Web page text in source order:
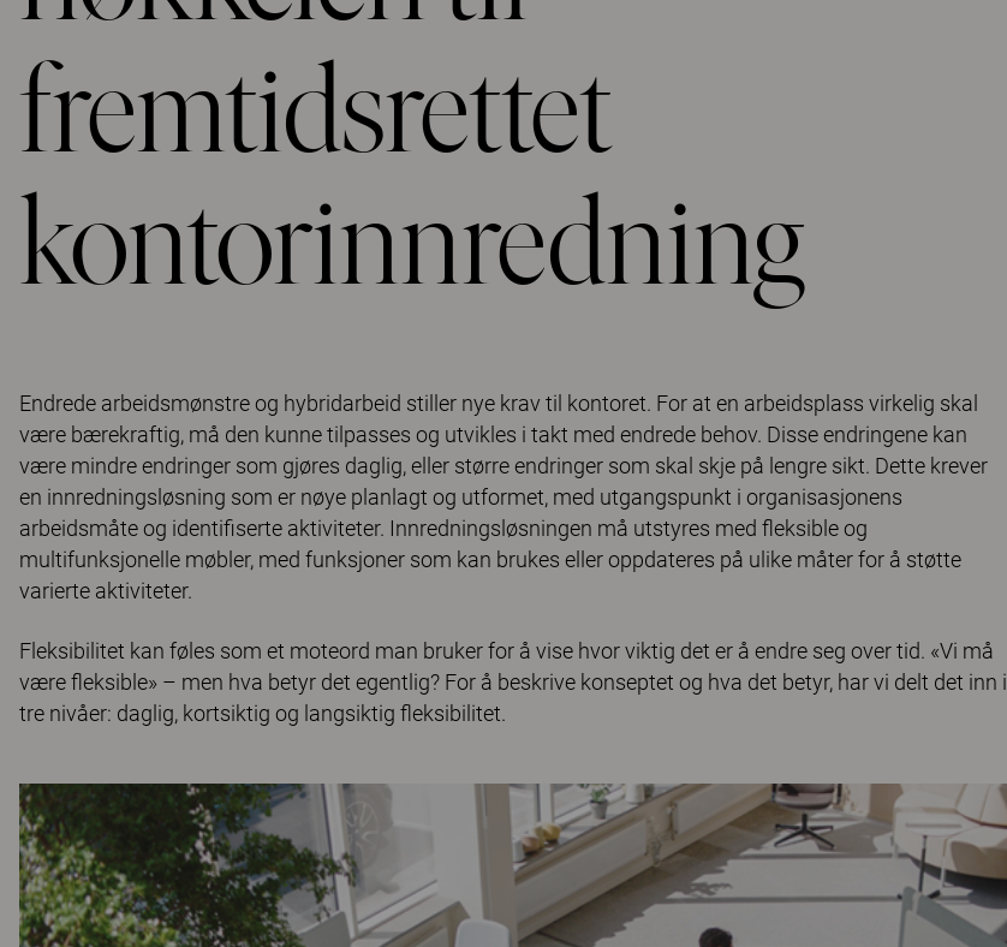
fremtidsrettet
kontorinnredning
Endrede arbeidsmønstre og hybridarbeid stiller nye krav til kontoret. For at en arbeidsplass virkelig skal
være bærekraftig, må den kunne tilpasses og utvikles i takt med endrede behov. Disse endringene kan
være mindre endringer som gjøres daglig, eller større endringer som skal skje på lengre sikt. Dette krever
en innredningsløsning som er nøye planlagt og utformet, med utgangspunkt i organisasjonens
arbeidsmåte og identifiserte aktiviteter. Innredningsløsningen må utstyres med fleksible og
multifunksjonelle møbler, med funksjoner som kan brukes eller oppdateres på ulike måter for å støtte
varierte aktiviteter.
Fleksibilitet kan føles som et moteord man bruker for å vise hvor viktig det er å endre seg over tid. «Vi må
være fleksible» – men hva betyr det egentlig? For å beskrive konseptet og hva det betyr, har vi delt det inn i
tre nivåer: daglig, kortsiktig og langsiktig fleksibilitet.